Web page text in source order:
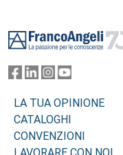
LA TUA OPINIONE
CATALOGHI
CONVENZIONI